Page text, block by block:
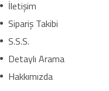
İletişim
Sipariş Takibi
S.S.S.
Detaylı Arama
Hakkımızda